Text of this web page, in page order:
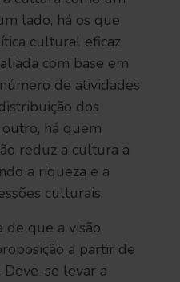
lado, há os que
cultural eficaz
com base em
de atividades
dos
há quem
reduz a cultura a
a riqueza e a
culturais.
de que a visão
a partir de
Deve-se levar a